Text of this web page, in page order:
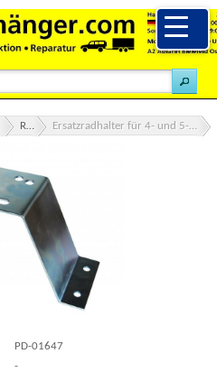
PD-01647
-